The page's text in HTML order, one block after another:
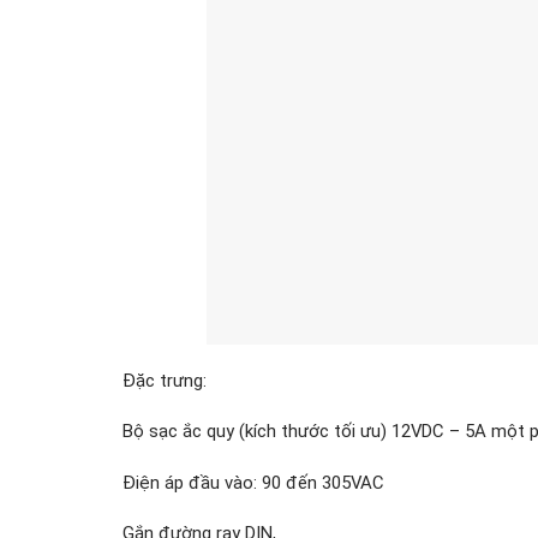
Đặc trưng:
Bộ sạc ắc quy (kích thước tối ưu) 12VDC – 5A một
Điện áp đầu vào: 90 đến 305VAC
Gắn đường ray DIN,